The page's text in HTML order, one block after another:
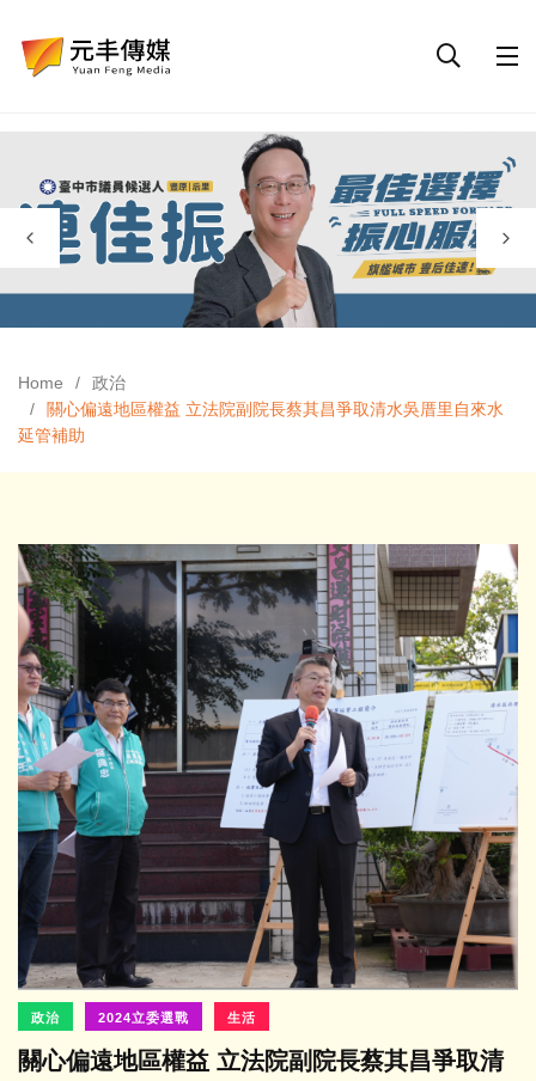
Home
政治
關心偏遠地區權益 立法院副院長蔡其昌爭取清水吳厝里自來水
延管補助
政治 2024立委選戰 生活
關心偏遠地區權益 立法院副院長蔡其昌爭取清